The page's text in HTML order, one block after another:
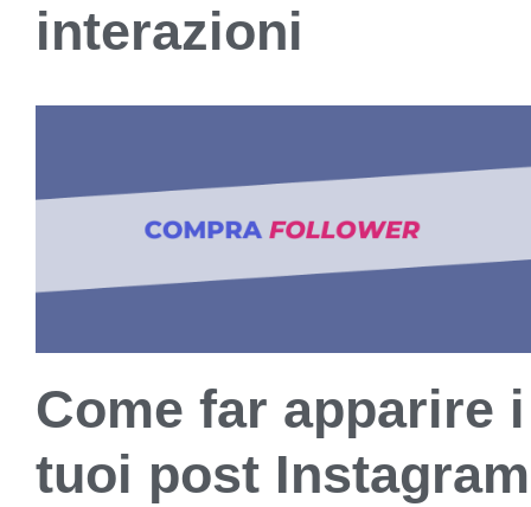
interazioni
Come far apparire i
tuoi post Instagram